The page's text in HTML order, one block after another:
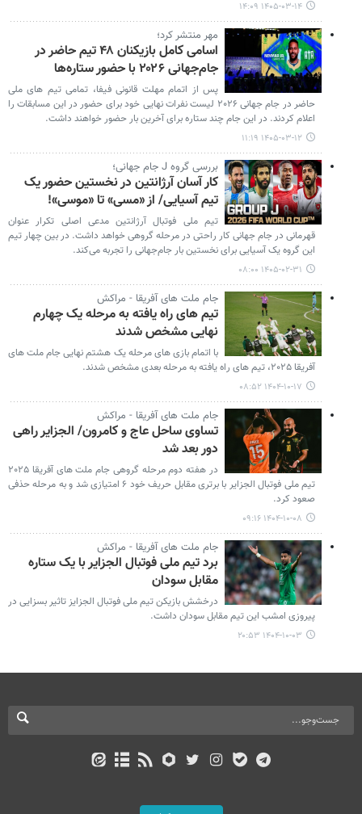
۱۴۰۵-۰۳-۱۴ ۱۴:۰۹
مهر منتشر کرد؛
اسامی کامل بازیکنان ۴۸ تیم حاضر در
جام‌جهانی ۲۰۲۶ با حضور ستاره‌ها
پس از اتمام مهلت قانونی فیفا، تمامی تیم های ملی
حاضر در جام جهانی ۲۰۲۶ لیست نفرات نهایی خود برای حضور در این مسابقات را
اعلام کردند. در این جام چند ستاره برای آخرین بار حضور خواهند داشت.
۱۴۰۵-۰۳-۱۲ ۱۱:۱۹
بررسی گروه J جام جهانی؛
کار آسان آرژانتین در نخستین حضور یک
تیم آسیایی/ از «مسی» تا «موسی»!
تیم ملی فوتبال آرژانتین مدعی اصلی تکرار عنوان
قهرمانی در جام جهانی کار راحتی در مرحله گروهی خواهد داشت. در بین چهار تیم
این گروه یک آسیایی برای نخستین بار جام‌جهانی را تجربه می‌کند.
۱۴۰۵-۰۲-۳۱ ۰۸:۰۰
جام ملت های آفریقا - مراکش
تیم های راه یافته به مرحله یک چهارم
نهایی مشخص شدند
با اتمام بازی های مرحله یک هشتم نهایی جام ملت های
آفریقا ۲۰۲۵، تیم های راه یافته به مرحله بعدی مشخص شدند.
۱۴۰۴-۱۰-۱۷ ۰۸:۵۲
جام ملت های آفریقا - مراکش
تساوی ساحل عاج و کامرون/ الجزایر راهی
دور بعد شد
در هفته دوم مرحله گروهی جام ملت های آفریقا ۲۰۲۵
تیم ملی فوتبال الجزایر با برتری مقابل حریف خود ۶ امتیازی شد و به مرحله حذفی
صعود کرد.
۱۴۰۴-۱۰-۰۸ ۰۹:۱۶
جام ملت های آفریقا - مراکش
برد تیم ملی فوتبال الجزایر با یک ستاره
مقابل سودان
درخشش بازیکن تیم ملی فوتبال الجزایز تاثیر بسزایی در
پیروزی امشب این تیم مقابل سودان داشت.
۱۴۰۴-۱۰-۰۳ ۲۰:۵۳